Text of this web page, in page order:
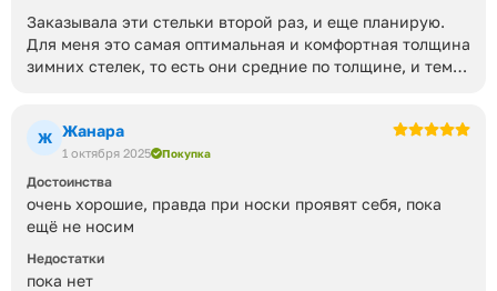
Заказывала эти стельки второй раз, и еще планирую.
Для меня это самая оптимальная и комфортная толщина
зимних стелек, то есть они средние по толщине, и тем
резиновые точки с изнанки стелек не дают им
скользить в обуви.
Ж Жанара
1 октября 2025 Покупка
Достоинства
очень хорошие, правда при носки проявят себя, пока
ещё не носим
Недостатки
пока нет